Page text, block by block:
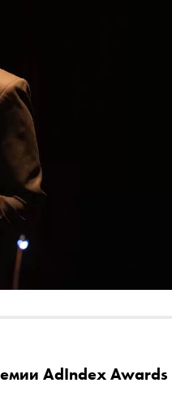
AdIndex Awards